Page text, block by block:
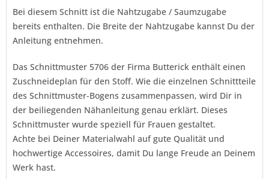
Bei diesem Schnitt ist die Nahtzugabe / Saumzugabe
bereits enthalten. Die Breite der Nahtzugabe kannst Du der
Anleitung entnehmen.
Das Schnittmuster 5706 der Firma Butterick enthält einen
Zuschneideplan für den Stoff. Wie die einzelnen Schnittteile
des Schnittmuster-Bogens zusammenpassen, wird Dir in
der beiliegenden Nähanleitung genau erklärt. Dieses
Schnittmuster wurde speziell für Frauen gestaltet.
Achte bei Deiner Materialwahl auf gute Qualität und
hochwertige Accessoires, damit Du lange Freude an Deinem
Werk hast.